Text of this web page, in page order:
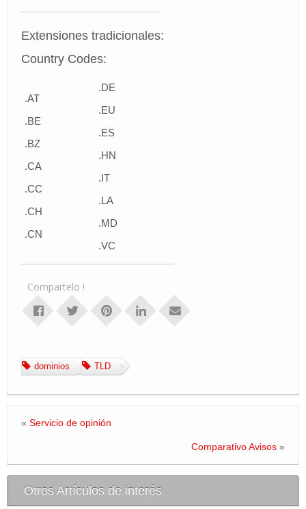
Extensiones tradicionales:
Country Codes:
.AT
.BE
.BZ
.CA
.CC
.CH
.CN
.DE
.EU
.ES
.HN
.IT
.LA
.MD
.VC
Compartelo !
dominios TLD
« Servicio de opinión
Comparativo Avisos »
Otros Artículos de interés